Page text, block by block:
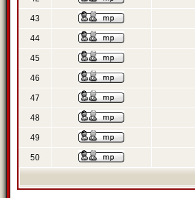
43
44
45
46
47
48
49
50